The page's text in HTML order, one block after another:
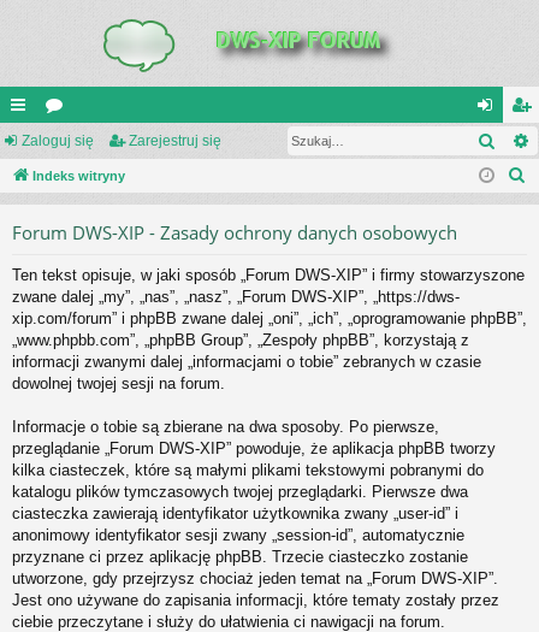
UI
C
IN
K
S
or
a
al
og
ę
ar
ej
si
Zaloguj się Zarejestruj się
Indeks witryny
Forum DWS-XIP - Zasady ochrony danych osobowych
Ten tekst opisuje, w jaki sposób „Forum DWS-XIP” i firmy stowarzyszone
zwane dalej „my”, „nas”, „nasz”, „Forum DWS-XIP”, „https://dws-
xip.com/forum” i phpBB zwane dalej „oni”, „ich”, „oprogramowanie phpBB”,
„www.phpbb.com”, „phpBB Group”, „Zespoły phpBB”, korzystają z
informacji zwanymi dalej „informacjami o tobie” zebranych w czasie
dowolnej twojej sesji na forum.
Informacje o tobie są zbierane na dwa sposoby. Po pierwsze,
przeglądanie „Forum DWS-XIP” powoduje, że aplikacja phpBB tworzy
kilka ciasteczek, które są małymi plikami tekstowymi pobranymi do
katalogu plików tymczasowych twojej przeglądarki. Pierwsze dwa
ciasteczka zawierają identyfikator użytkownika zwany „user-id” i
anonimowy identyfikator sesji zwany „session-id”, automatycznie
przyznane ci przez aplikację phpBB. Trzecie ciasteczko zostanie
utworzone, gdy przejrzysz chociaż jeden temat na „Forum DWS-XIP”.
Jest ono używane do zapisania informacji, które tematy zostały przez
ciebie przeczytane i służy do ułatwienia ci nawigacji na forum.